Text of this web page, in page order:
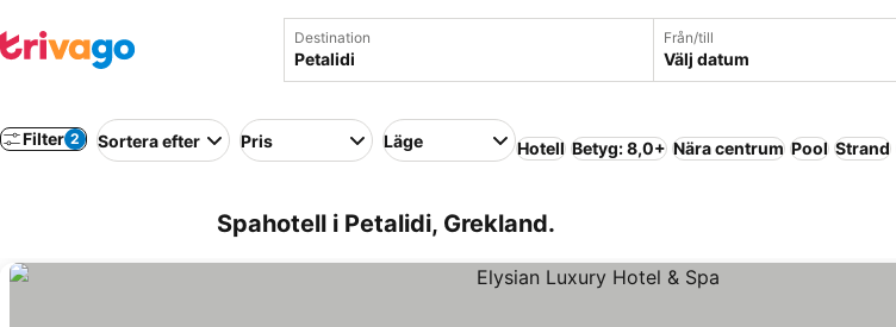
Destination Från/till
Välj datum
Filter 2 Sortera efter Pris Läge Hotell Betyg: 8,0+ Nära centrum Pool Strand
Spahotell i Petalidi, Grekland.